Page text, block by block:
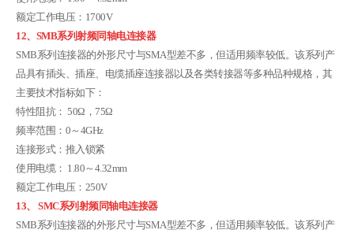
额定工作电压：1700V
12、SMB系列射频同轴电连接器
SMB系列连接器的外形尺寸与SMA型差不多，但适用频率较低。该系列产
品具有插头、插座、电缆插座连接器以及各类转接器等多种品种规格，其
主要技术指标如下：
特性阻抗： 50Ω，75Ω
频率范围：0～4GHz
连接形式：推入锁紧
使用电缆： 1.80～4.32mm
额定工作电压：250V
13、 SMC系列射频同轴电连接器
SMB系列连接器的外形尺寸与SMA型差不多，但适用频率较低。该系列产